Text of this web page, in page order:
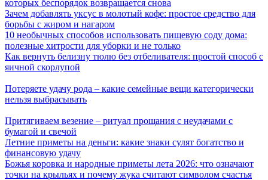
которых беспорядок возвращается снова
Зачем добавлять уксус в молотый кофе: простое средство для
борьбы с жиром и нагаром
10 необычных способов использовать пищевую соду дома:
полезные хитрости для уборки и не только
Как вернуть белизну тюлю без отбеливателя: простой способ с
яичной скорлупой
Потеряете удачу рода – какие семейные вещи категорически
нельзя выбрасывать
Притягиваем везение – ритуал прощания с неудачами с
бумагой и свечой
Летние приметы на деньги: какие знаки сулят богатство и
финансовую удачу
Божья коровка и народные приметы лета 2026: что означают
точки на крыльях и почему жука считают символом счастья